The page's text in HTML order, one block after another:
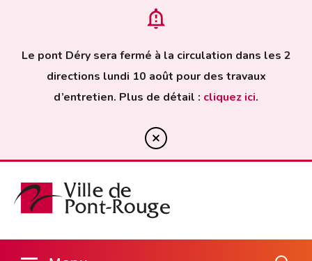
Le pont Déry sera fermé à la circulation dans les 2
directions lundi 10 août pour des travaux
d’entretien. Plus de détail : cliquez ici.